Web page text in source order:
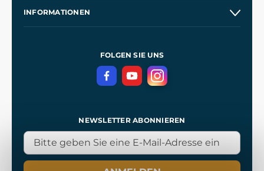
Kontakt
INFORMATIONEN
DatenschutzerklärungFOLGEN SIE UNS
NEWSLETTER ABONNIEREN